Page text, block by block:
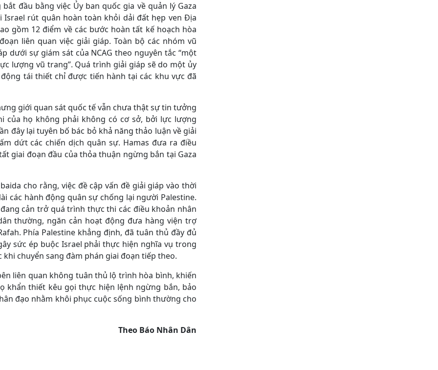
đầu bằng việc Ủy ban quốc gia về quản lý Gaza
Israel rút quân hoàn toàn khỏi dải đất hẹp ven Địa
gồm 12 điểm về các bước hoàn tất kế hoạch hòa
liên quan việc giải giáp. Toàn bộ các nhóm vũ
dưới sự giám sát của NCAG theo nguyên tắc “một
lượng vũ trang”. Quá trình giải giáp sẽ do một ủy
tái thiết chỉ được tiến hành tại các khu vực đã
giới quan sát quốc tế vẫn chưa thật sự tin tưởng
của họ không phải không có cơ sở, bởi lực lượng
đây lại tuyên bố bác bỏ khả năng thảo luận về giải
dứt các chiến dịch quân sự. Hamas đưa ra điều
giai đoạn đầu của thỏa thuận ngừng bắn tại Gaza
cho rằng, việc đề cập vấn đề giải giáp vào thời
các hành động quân sự chống lại người Palestine.
cản trở quá trình thực thi các điều khoản nhân
thường, ngăn cản hoạt động đưa hàng viện trợ
Phía Palestine khẳng định, đã tuân thủ đầy đủ
sức ép buộc Israel phải thực hiện nghĩa vụ trong
chuyển sang đàm phán giai đoạn tiếp theo.
liên quan không tuân thủ lộ trình hòa bình, khiến
khẩn thiết kêu gọi thực hiện lệnh ngừng bắn, bảo
đạo nhằm khôi phục cuộc sống bình thường cho
Theo Báo Nhân Dân